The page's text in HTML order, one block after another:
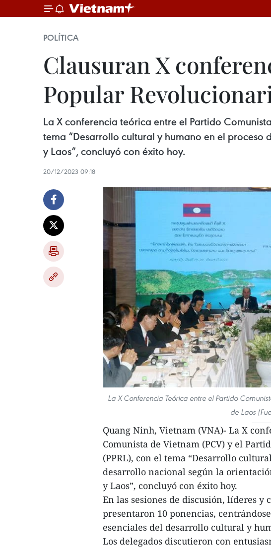
POLÍTICA
Clausuran X
Popular
La X conferencia teórica entre el Partido
tema “Desarrollo cultural y humano en el
y Laos”, concluyó con éxito hoy.
20/12/2023 09:18
La X Conferencia Teórica entre el Partido
de Laos
Quang Ninh, Vietnam (VNA)- La X
Comunista de Vietnam (PCV) y el
(PPRL), con el tema “Desarrollo
desarrollo nacional según la
y Laos”, concluyó con éxito hoy.
En las sesiones de discusión, líderes y
presentaron 10 ponencias,
esenciales del desarrollo cultural y
Los delegados discutieron con